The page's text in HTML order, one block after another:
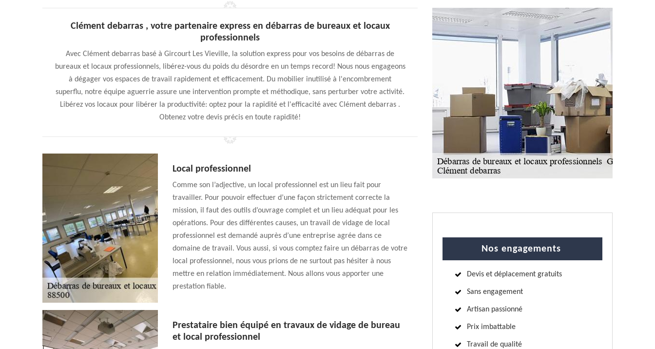
Clément debarras , votre partenaire express en débarras de bureaux et locaux
professionnels
Avec Clément debarras basé à Gircourt Les Vieville, la solution express pour vos besoins de débarras de
bureaux et locaux professionnels, libérez-vous du poids du désordre en un temps record! Nous nous engageons
à dégager vos espaces de travail rapidement et efficacement. Du mobilier inutilisé à l'encombrement
superflu, notre équipe aguerrie assure une intervention prompte et méthodique, sans perturber votre activité.
Libérez vos locaux pour libérer la productivité: optez pour la rapidité et l'efficacité avec Clément debarras .
Obtenez votre devis précis en toute rapidité!
Local professionnel
Comme son l’adjective, un local professionnel est un lieu fait pour
travailler. Pour pouvoir effectuer d’une façon strictement correcte la
mission, il faut des outils d’ouvrage complet et un lieu adéquat pour les
opérations. Pour des différentes causes, un travail de vidage de local
professionnel est demandé auprès d’une entreprise agrée dans ce
domaine de travail. Vous aussi, si vous comptez faire un débarras de votre
local professionnel, nous vous prions de ne surtout pas hésiter à nous
mettre en relation immédiatement. Nous allons vous apporter une
prestation fiable.
Prestataire bien équipé en travaux de vidage de bureau
et local professionnel
Nos engagements
Devis et déplacement gratuits
Sans engagement
Artisan passionné
Prix imbattable
Travail de qualité